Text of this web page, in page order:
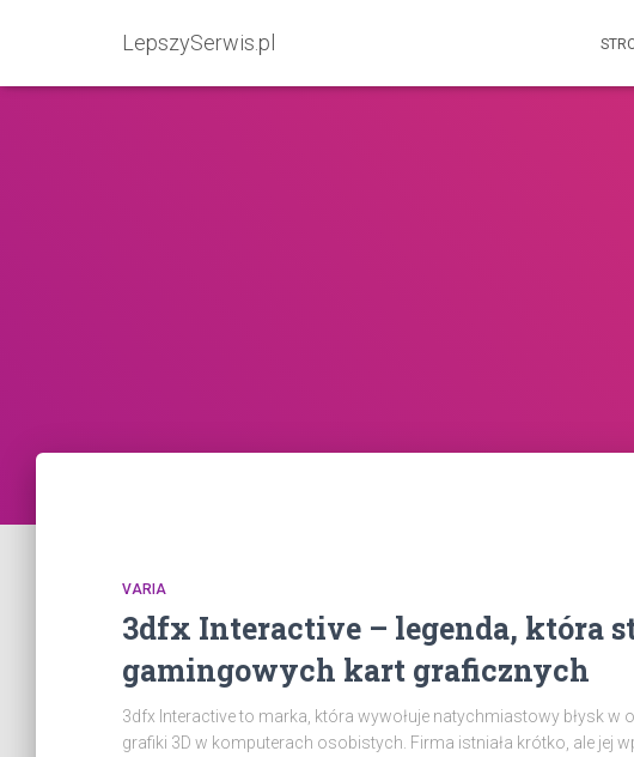
LepszySerwis.pl
VARIA
3dfx Interactive – legenda, która
gamingowych kart graficznych
3dfx Interactive to marka, która wywołuje natychmiastowy błysk w
grafiki 3D w komputerach osobistych. Firma istniała krótko, ale jej